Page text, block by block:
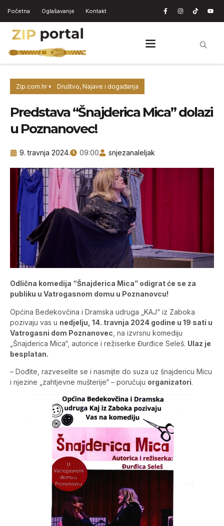
Početna Oglašavanje Kontakt
Zip.com.hr Društvo, Najave i događanja
Predstava “Šnajderica Mica” dolazi
u Poznanovec!
9. travnja 2024. 09:00 snjezanaleljak
Odlična komedija “Šnajderica Mica” odigrat će se za
publiku u Vatrogasnom domu u Poznanovcu!
Općina Bedekovčina i Dramska udruga „KAJ“ iz Zaboka
pozivaju vas u nedjelju, 14. travnja 2024 godine u 19 sati u
Vatrogasni dom Poznanovec , na izvrsnu komediju
„Šnajderica Mica“, autorice i režiserke Đurđice Seleš. Ulaz je
besplatan.
– Dođite, razveselite se i nasmijte do suza uz šnajdericu Micu
i njezine „zahtjevne mušterije“ – poručuju organizatori.